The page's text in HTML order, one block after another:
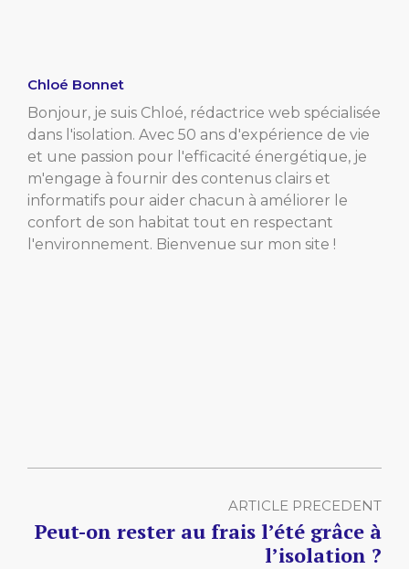
Chloé Bonnet
Bonjour, je suis Chloé, rédactrice web spécialisée
dans l'isolation. Avec 50 ans d'expérience de vie
et une passion pour l'efficacité énergétique, je
m'engage à fournir des contenus clairs et
informatifs pour aider chacun à améliorer le
confort de son habitat tout en respectant
l'environnement. Bienvenue sur mon site !
ARTICLE PRECEDENT
Peut-on rester au frais l’été grâce à
l’isolation ?